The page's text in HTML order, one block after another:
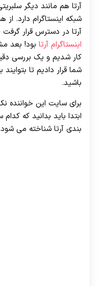
آرتا هم مانند دیگر
شبکه اینستاگرام دارد.
آرتا در دسترس قرار
اینستاگرام آرتا بود! بعد
کار شدیم و یک بررسی
شما قرار دادیم تا
باشید.
برای سایت این خواننده
ابتدا باید بدانید که
بندی آرتا شناخته می